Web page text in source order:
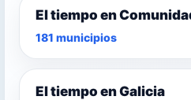
El tiempo en
181 municipios
El tiempo en Galicia